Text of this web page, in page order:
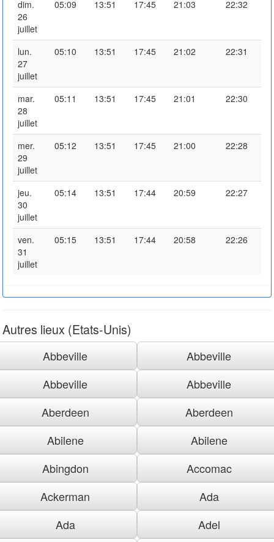
dim.
26
juillet
05:09 13:51 17:45 21:03 22:32
lun.
27
juillet
05:10 13:51 17:45 21:02 22:31
mar.
28
juillet
05:11 13:51 17:45 21:01 22:30
mer.
29
juillet
05:12 13:51 17:45 21:00 22:28
jeu.
30
juillet
05:14 13:51 17:44 20:59 22:27
ven.
31
juillet
05:15 13:51 17:44 20:58 22:26
Autres lieux (Etats-Unis)
Abbeville
Abbeville
Abbeville
Abbeville
Aberdeen
Aberdeen
Abilene
Abilene
Abingdon
Accomac
Ackerman
Ada
Ada
Adel